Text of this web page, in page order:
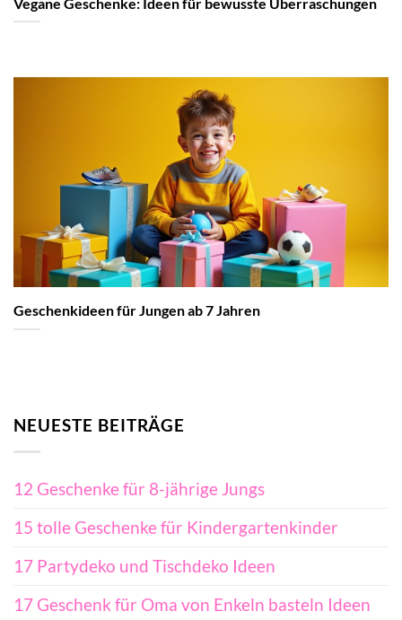
Geschenkideen für Jungen ab 7 Jahren
NEUESTE BEITRÄGE
12 Geschenke für 8-jährige Jungs
15 tolle Geschenke für Kindergartenkinder
17 Partydeko und Tischdeko Ideen
17 Geschenk für Oma von Enkeln basteln Ideen